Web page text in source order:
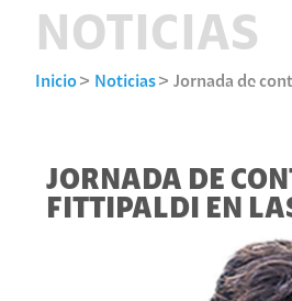
NOTICIAS
Inicio Noticias Jornada de
JORNADA DE
FITTIPALDI EN